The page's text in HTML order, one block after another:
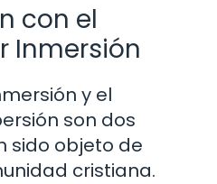
con el
Inmersión
y el
son dos
sido objeto de
cristiana.